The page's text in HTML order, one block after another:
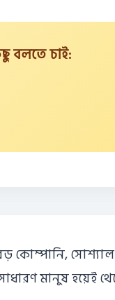
বলতে চাই:
কোম্পানি,
মানুষ হয়েই